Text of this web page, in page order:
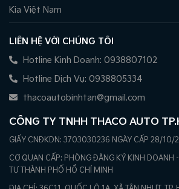
Kia Việt Nam
LIÊN HỆ VỚI CHÚNG TÔI
Hotline Kinh Doanh: 0938807102
Hotline Dịch Vụ: 0938805334
thacoautobinhtan@gmail.com
CÔNG TY TNHH THACO AUTO
GIẤY CNĐKDN: 3703030236 NGÀY CẤP 28/10/
CƠ QUAN CẤP: PHÒNG ĐĂNG KÝ KINH DOANH
TƯ THÀNH PHỐ HỒ CHÍ MINH